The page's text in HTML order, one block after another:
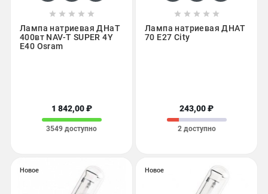
    
Лампа натриевая ДНаТ
400вт NAV-T SUPER 4Y
E40 Osram
1 842,00 ₽
3549 доступно
    
Лампа натриевая ДНАТ
70 Е27 City
243,00 ₽
2 доступно
Новое Новое